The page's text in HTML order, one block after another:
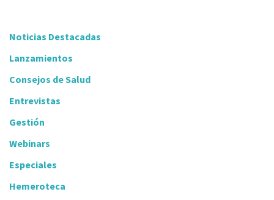
Noticias Destacadas
Lanzamientos
Consejos de Salud
Entrevistas
Gestión
Webinars
Especiales
Hemeroteca